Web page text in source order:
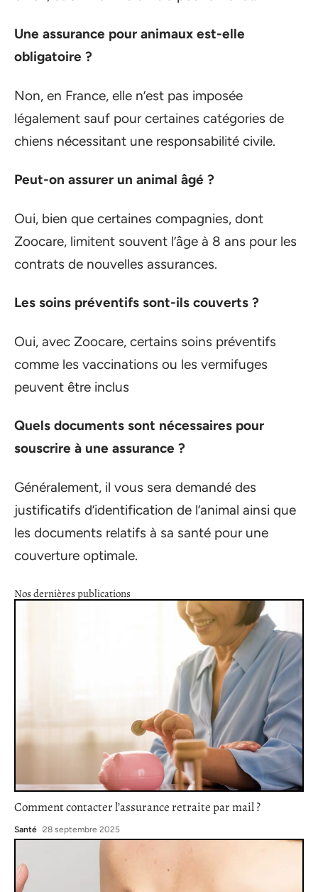
Une assurance pour animaux est-elle
obligatoire ?
Non, en France, elle n’est pas imposée
légalement sauf pour certaines catégories de
chiens nécessitant une responsabilité civile.
Peut-on assurer un animal âgé ?
Oui, bien que certaines compagnies, dont
Zoocare, limitent souvent l’âge à 8 ans pour les
contrats de nouvelles assurances.
Les soins préventifs sont-ils couverts ?
Oui, avec Zoocare, certains soins préventifs
comme les vaccinations ou les vermifuges
peuvent être inclus
Quels documents sont nécessaires pour
souscrire à une assurance ?
Généralement, il vous sera demandé des
justificatifs d’identification de l’animal ainsi que
les documents relatifs à sa santé pour une
couverture optimale.
Nos dernières publications
Comment contacter l’assurance retraite par mail ?
Santé 28 septembre 2025